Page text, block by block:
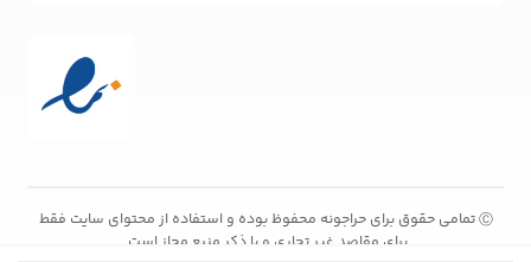
Ⓒتمامی حقوق برای حراجونه محفوظ بوده و استفاده از محتوای سایت فقط
برای مقاصد غیر تجاری و با ذکر منبع مجاز است.